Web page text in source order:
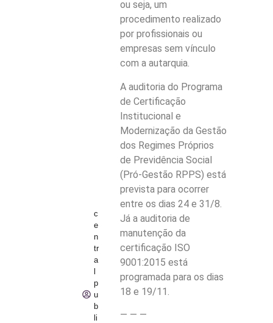
c
e
n
tr
a
p
u
b
li
ou seja, um
procedimento realizado
por profissionais ou
empresas sem vínculo
com a autarquia.
A auditoria do Programa
de Certificação
Institucional e
Modernização da Gestão
dos Regimes Próprios
de Previdência Social
(Pró-Gestão RPPS) está
prevista para ocorrer
entre os dias 24 e 31/8.
Já a auditoria de
manutenção da
certificação ISO
9001:2015 está
programada para os dias
18 e 19/11.
— — —